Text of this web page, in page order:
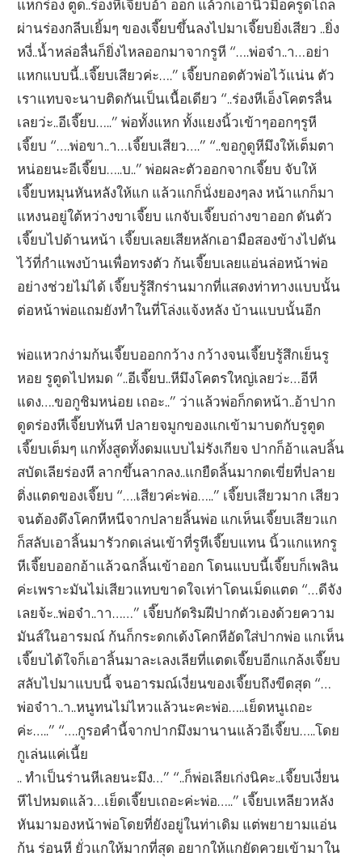
แหกร่อง ตูด..ร่องหีเจี๊ยบอ้า ออก แล้วก็เอานิ้วมือครูดไถล
ผ่านร่องกลีบเยิ้มๆ ของเจี๊ยบขึ้นลงไปมาเจี๊ยบยิ่งเสียว ..ยิ่ง
หงี่..น้ำหล่อลื่นก็ยิ่งไหลออกมาจากรูหี “….พ่อจ๋า..า…อย่า
แหกแบบนี้..เจี๊ยบเสียวค่ะ….” เจี๊ยบกอดตัวพ่อไว้แน่น ตัว
เราแทบจะนาบติดกันเป็นเนื้อเดียว “..ร่องหีเอ็งโคตรลื่น
เลยว่ะ..อีเจี๊ยบ…..” พ่อทั้งแหก ทั้งแยงนิ้วเข้าๆออกๆรูหี
เจี๊ยบ “….พ่อขา..า…เจี๊ยบเสียว….” “..ขอกูดูหีมึงให้เต็มตา
หน่อยนะอีเจี๊ยบ…..บ..” พ่อผละตัวออกจากเจี๊ยบ จับให้
เจี๊ยบหมุนหันหลังให้แก แล้วแกก็นั่งยองๆลง หน้าแกก็มา
แหงนอยู่ใต้หว่างขาเจี๊ยบ แกจับเจี๊ยบถ่างขาออก ดันตัว
เจี๊ยบไปด้านหน้า เจี๊ยบเลยเสียหลักเอามือสองข้างไปดัน
ไว้ที่กำแพงบ้านเพื่อทรงตัว ก้นเจี๊ยบเลยแอ่นล่อหน้าพ่อ
อย่างช่วยไม่ได้ เจี๊ยบรู้สึกร่านมากที่แสดงท่าทางแบบนั้น
ต่อหน้าพ่อแถมยังทำในที่โล่งแจ้งหลัง บ้านแบบนั้นอีก
พ่อแหวกง่ามก้นเจี๊ยบออกกว้าง กว้างจนเจี๊ยบรู้สึกเย็นรู
หอย รูตูดไปหมด “..อีเจี๊ยบ..หีมึงโคตรใหญ่เลยว่ะ…อีหี
แดง….ขอกูชิมหน่อย เถอะ..” ว่าแล้วพ่อก็กดหน้า..อ้าปาก
ดูดร่องหีเจี๊ยบทันที ปลายจมูกของแกเข้ามาบดกับรูตูด
เจี๊ยบเต็มๆ แกทั้งสูดทั้งดมแบบไม่รังเกียจ ปากก็อ้าแลบลิ้น
สบัดเลียร่องหี ลากขึ้นลากลง..แกยืดลิ้นมากดเขี่ยที่ปลาย
ติ่งแตดของเจี๊ยบ “….เสียวค่ะพ่อ…..” เจี๊ยบเสียวมาก เสียว
จนต้องดึงโคกหีหนีจากปลายลิ้นพ่อ แกเห็นเจี๊ยบเสียวแก
ก็สลับเอาลิ้นมารัวกดเล่นเข้าที่รูหีเจี๊ยบแทน นิ้วแกแหกรู
หีเจี๊ยบออกอ้าแล้วฉกลิ้นเข้าออก โดนแบบนี้เจี๊ยบก็เพลิน
ค่ะเพราะมันไม่เสียวแทบขาดใจเท่าโดนเม็ดแตด “…ดีจัง
เลยจ้ะ..พ่อจ๋า..าา……” เจี๊ยบกัดริมฝีปากตัวเองด้วยความ
มันส์ในอารมณ์ ก้นก็กระดกเด้งโคกหีอัดใส่ปากพ่อ แกเห็น
เจี๊ยบได้ใจก็เอาลิ้นมาละเลงเลียที่แตดเจี๊ยบอีกแกล้งเจี๊ยบ
สลับไปมาแบบนี้ จนอารมณ์เงี่ยนของเจี๊ยบถึงขีดสุด “…
พ่อจ๋าา..า..หนูทนไม่ไหวแล้วนะคะพ่อ…..เย็ดหนูเถอะ
ค่ะ…..” “….กูรอคำนี้จากปากมึงมานานแล้วอีเจี๊ยบ…..โดย
กูเล่นแค่เนี้ย
.. ทำเป็นร่านหีเลยนะมึง…” “..ก็พ่อเลียเก่งนิคะ..เจี๊ยบเงี่ยน
หีไปหมดแล้ว…เย็ดเจี๊ยบเถอะค่ะพ่อ…..” เจี๊ยบเหลียวหลัง
หันมามองหน้าพ่อโดยที่ยังอยู่ในท่าเดิม แต่พยายามแอ่น
ก้น ร่อนหี ยั่วแกให้มากที่สุด อยากให้แกยัดควยเข้ามาใน